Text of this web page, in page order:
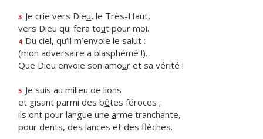
3 Je crie vers Dieu, le Très-Haut,
vers Dieu qui fera tout pour moi.
4 Du ciel, qu’il m’envoie le salut :
(mon adversaire a blasphémé !).
Que Dieu envoie son amour et sa vérité !
5 Je suis au milieu de lions
et gisant parmi des bêtes féroces ;
ils ont pour langue une arme tranchante,
pour dents, des lances et des flèches.